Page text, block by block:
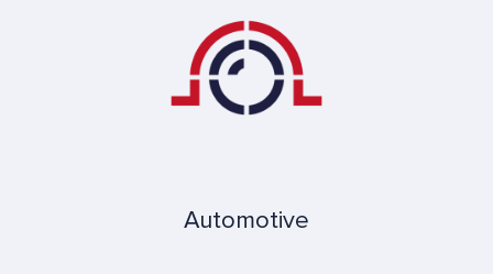
Automotive